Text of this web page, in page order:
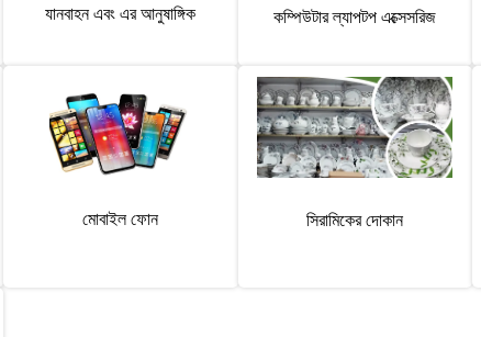
যানবাহন এবং এর আনুষাঙ্গিক কম্পিউটার ল্যাপটপ এক্সেসরিজ
মোবাইল ফোন সিরামিকের দোকান